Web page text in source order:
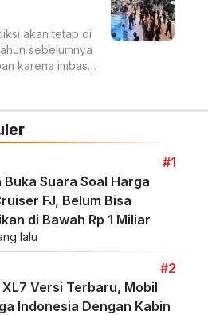
akan tetap di
sebelumnya
karena imbas
#1
Buka Suara Soal Harga
FJ, Belum Bisa
di Bawah Rp 1 Miliar
lalu
#2
Versi Terbaru, Mobil
Indonesia Dengan Kabin